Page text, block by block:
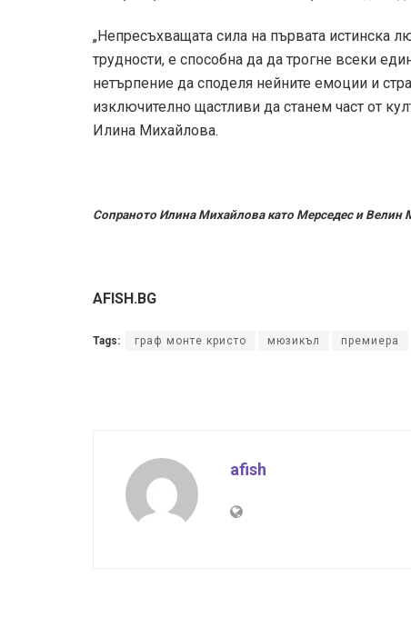
„Непресъхващата сила на първата истинска
трудности, е способна да да трогне всеки
нетърпение да споделя нейните емоции и
изключително щастливи да станем част от
Илина Михайлова.
Сопраното Илина Михайлова като Мерседес и
AFISH.BG
Tags: граф монте кристо мюзикъл премиера
afish